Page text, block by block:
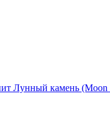
Лунный камень (Moon